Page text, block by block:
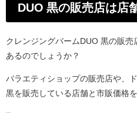
DUO 黒の販売店は店
クレンジングバームDUO 黒の販
あるのでしょうか？
バラエティショップの販売店や、
黒を販売している店舗と市販価格を